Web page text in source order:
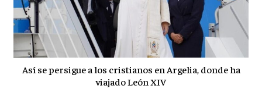
Así se persigue a los cristianos en Argelia, donde ha
viajado León XIV